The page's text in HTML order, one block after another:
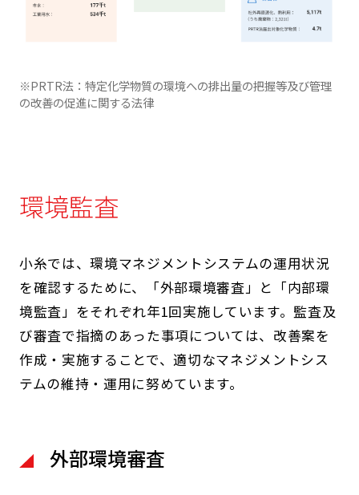
※PRTR法：特定化学物質の環境への排出量の把握等及び管理
の改善の促進に関する法律
環境監査
小糸では、環境マネジメントシステムの運用状況
を確認するために、「外部環境審査」と「内部環
境監査」をそれぞれ年1回実施しています。監査及
び審査で指摘のあった事項については、改善案を
作成・実施することで、適切なマネジメントシス
テムの維持・運用に努めています。
外部環境審査